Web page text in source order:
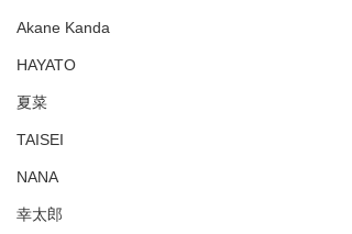
Akane Kanda
HAYATO
夏菜
TAISEI
NANA
幸太郎